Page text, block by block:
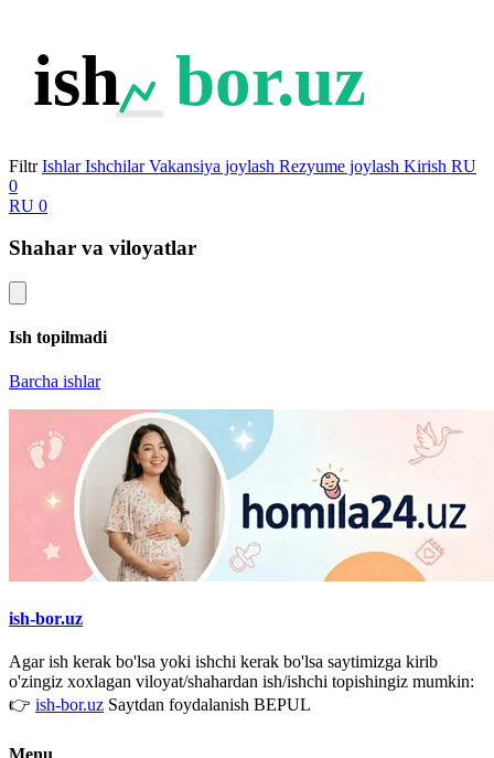
ish bor.uz
Filtr Ishlar Ishchilar Vakansiya joylash Rezyume joylash Kirish RU
0
RU 0
Shahar va viloyatlar
Ish topilmadi
Barcha ishlar
ish-bor.uz
Agar ish kerak bo'lsa yoki ishchi kerak bo'lsa saytimizga kirib
o'zingiz xoxlagan viloyat/shahardan ish/ishchi topishingiz mumkin:
👉 ish-bor.uz Saytdan foydalanish BEPUL